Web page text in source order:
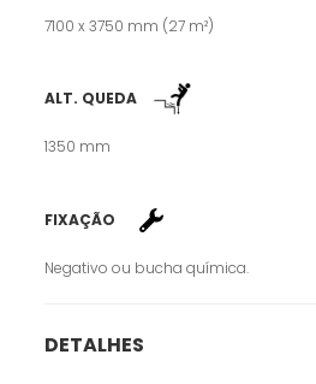
7100 x 3750 mm (27 m²)
ALT. QUEDA
1350 mm
FIXAÇÃO
Negativo ou bucha química.
DETALHES